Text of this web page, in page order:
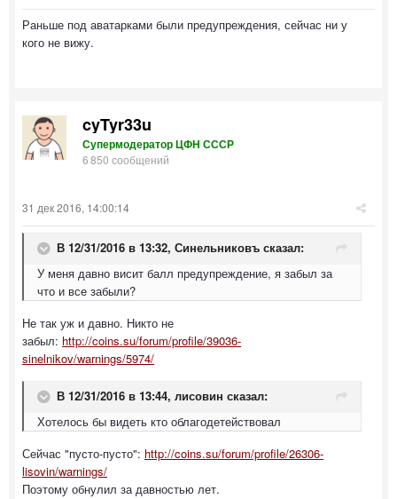
Раньше под аватарками были предупреждения, сейчас ни у
кого не вижу.
cyTyr33u
Супермодератор ЦФН СССР
6 850 сообщений
31 дек 2016, 14:00:14
В 12/31/2016 в 13:32, Синельниковъ сказал:
У меня давно висит балл предупреждение, я забыл за
что и все забыли?
Не так уж и давно. Никто не
забыл: http://coins.su/forum/profile/39036-
sinelnikov/warnings/5974/
В 12/31/2016 в 13:44, лисовин сказал:
Хотелось бы видеть кто облагодетействовал
Сейчас "пусто-пусто": http://coins.su/forum/profile/26306-
lisovin/warnings/
Поэтому обнулил за давностью лет.